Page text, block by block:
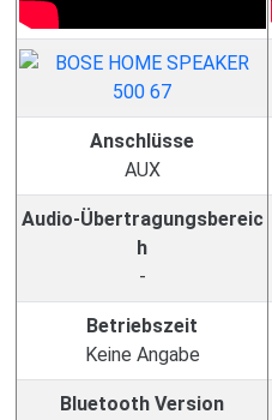
Anschlüsse
AUX
Audio-Übertragungsbereic
h
-
Betriebszeit
Keine Angabe
Bluetooth Version